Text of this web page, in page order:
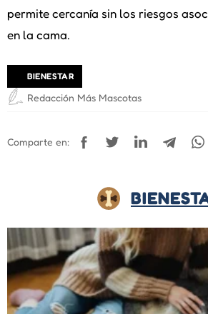
permite cercanía sin los riesgos
en la cama.
BIENESTAR
Redacción Más Mascotas
Comparte en: